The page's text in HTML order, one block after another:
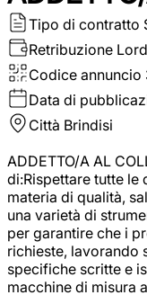
Tipo di contratto
Retribuzione
Codice annuncio
Data di
Città Brindisi
ADDETTO/A AL
di:Rispettare tutte
materia di qualità,
una varietà di
per garantire che i
richieste, lavorando
specifiche scritte e
macchine di misura